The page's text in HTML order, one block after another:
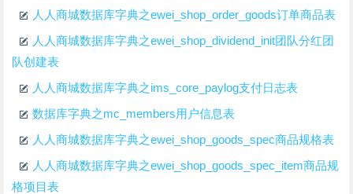
人人商城数据库字典之ewei_shop_order_goods订单商品表
人人商城数据库字典之ewei_shop_dividend_init团队分红团
队创建表
人人商城数据库字典之ims_core_paylog支付日志表
数据库字典之mc_members用户信息表
人人商城数据库字典之ewei_shop_goods_spec商品规格表
人人商城数据库字典之ewei_shop_goods_spec_item商品规
格项目表